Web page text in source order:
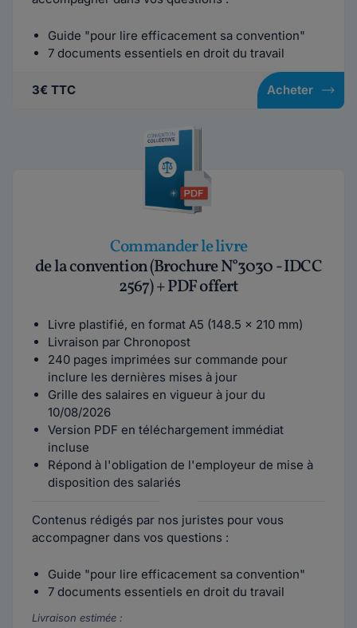
Guide "pour lire efficacement sa convention"
7 documents essentiels en droit du travail
3€ TTC Acheter
Commander le livre
de la convention (Brochure N°3030 - IDCC
2567) + PDF offert
Livre plastifié, en format A5 (148.5 x 210 mm)
Livraison par Chronopost
240 pages imprimées sur commande pour
inclure les dernières mises à jour
Grille des salaires en vigueur à jour du
10/08/2026
Version PDF en téléchargement immédiat
incluse
Répond à l'obligation de l'employeur de mise à
disposition des salariés
Contenus rédigés par nos juristes pour vous
accompagner dans vos questions :
Guide "pour lire efficacement sa convention"
7 documents essentiels en droit du travail
Livraison estimée :